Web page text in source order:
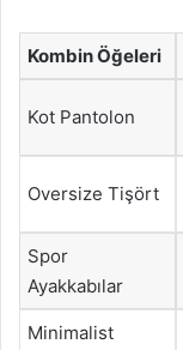
Kombin Öğeleri
Kot Pantolon
Oversize Tişört
Spor
Ayakkabılar
Minimalist